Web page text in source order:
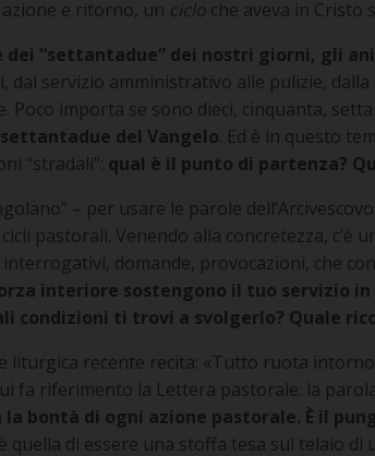
azione e ritorno, un ciclo che aveva in Cristo
dei “settantadue” dei nostri giorni, gli
dal servizio amministrativo alle pulizie,
Poco importa se sono dieci, cinquanta,
del Vangelo. Ed è in questo
“stradali”: qual è il punto di partenza?
– per usare le parole
pastorali. Venendo alla concretezza, c’è
domande, provocazioni, che
interiore sostengono il tuo servizio in
condizioni ti trovi a svolgerlo? Quale
liturgica recente recita: «Tutto ruota
fa riferimento la Lettera pastorale: la
la bontà di ogni azione pastorale. È il
quella di essere una stoffa tesa sul telaio